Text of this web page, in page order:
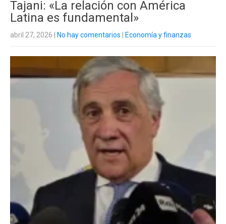
Tajani: «La relación con América
Latina es fundamental»
abril 27, 2026 No hay comentarios Economía y finanzas